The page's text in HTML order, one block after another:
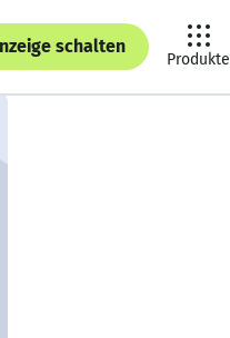
schalten
Produkte